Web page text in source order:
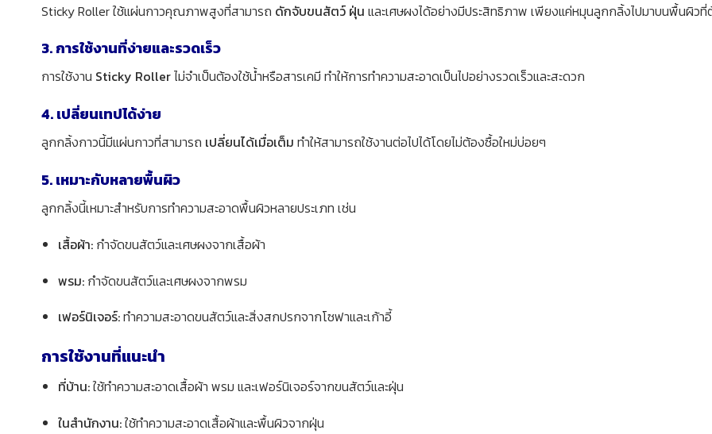
Sticky Roller ใช้แผ่นกาวคุณภาพสูงที่สามารถ ดักจับขนสัตว์ ฝุ่น และเศษผงได้อย่างมีประสิทธิภาพ เพียงแค่หมุนลูกกลิ้งไปมาบนพื้นผิวที่
3. การใช้งานที่ง่ายและรวดเร็ว
การใช้งาน Sticky Rollerไม่จำเป็นต้องใช้น้ำหรือสารเคมี ทำให้การทำความสะอาดเป็นไปอย่างรวดเร็วและสะดวก
4. เปลี่ยนเทปได้ง่าย
ลูกกลิ้งกาวนี้มีแผ่นกาวที่สามารถ เปลี่ยนได้เมื่อเต็ม ทำให้สามารถใช้งานต่อไปได้โดยไม่ต้องซื้อใหม่บ่อยๆ
5. เหมาะกับหลายพื้นผิว
ลูกกลิ้งนี้เหมาะสำหรับการทำความสะอาดพื้นผิวหลายประเภท เช่น
เสื้อผ้า:กำจัดขนสัตว์และเศษผงจากเสื้อผ้า
พรม:กำจัดขนสัตว์และเศษผงจากพรม
เฟอร์นิเจอร์:ทำความสะอาดขนสัตว์และสิ่งสกปรกจากโซฟาและเก้าอี้
การใช้งานที่แนะนำ
ที่บ้าน:ใช้ทำความสะอาดเสื้อผ้า พรม และเฟอร์นิเจอร์จากขนสัตว์และฝุ่น
ในสำนักงาน:ใช้ทำความสะอาดเสื้อผ้าและพื้นผิวจากฝุ่น